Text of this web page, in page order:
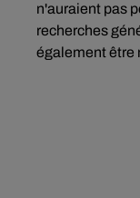
n'auraient pas
recherches
également être